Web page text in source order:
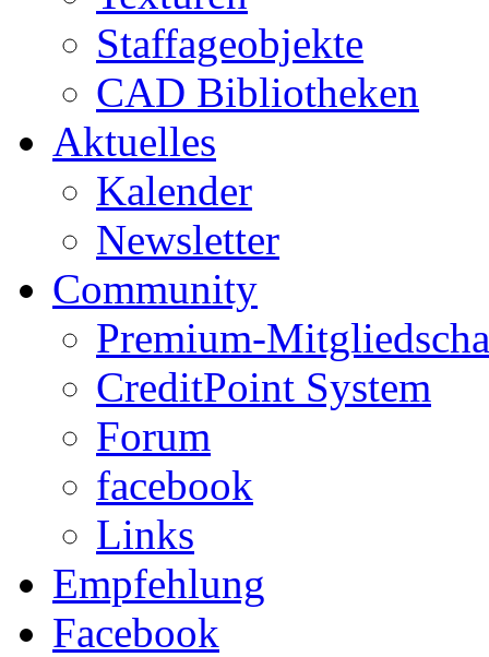
Staffageobjekte
CAD Bibliotheken
Aktuelles
Kalender
Newsletter
Community
Premium-
CreditPoint System
Forum
facebook
Links
Empfehlung
Facebook